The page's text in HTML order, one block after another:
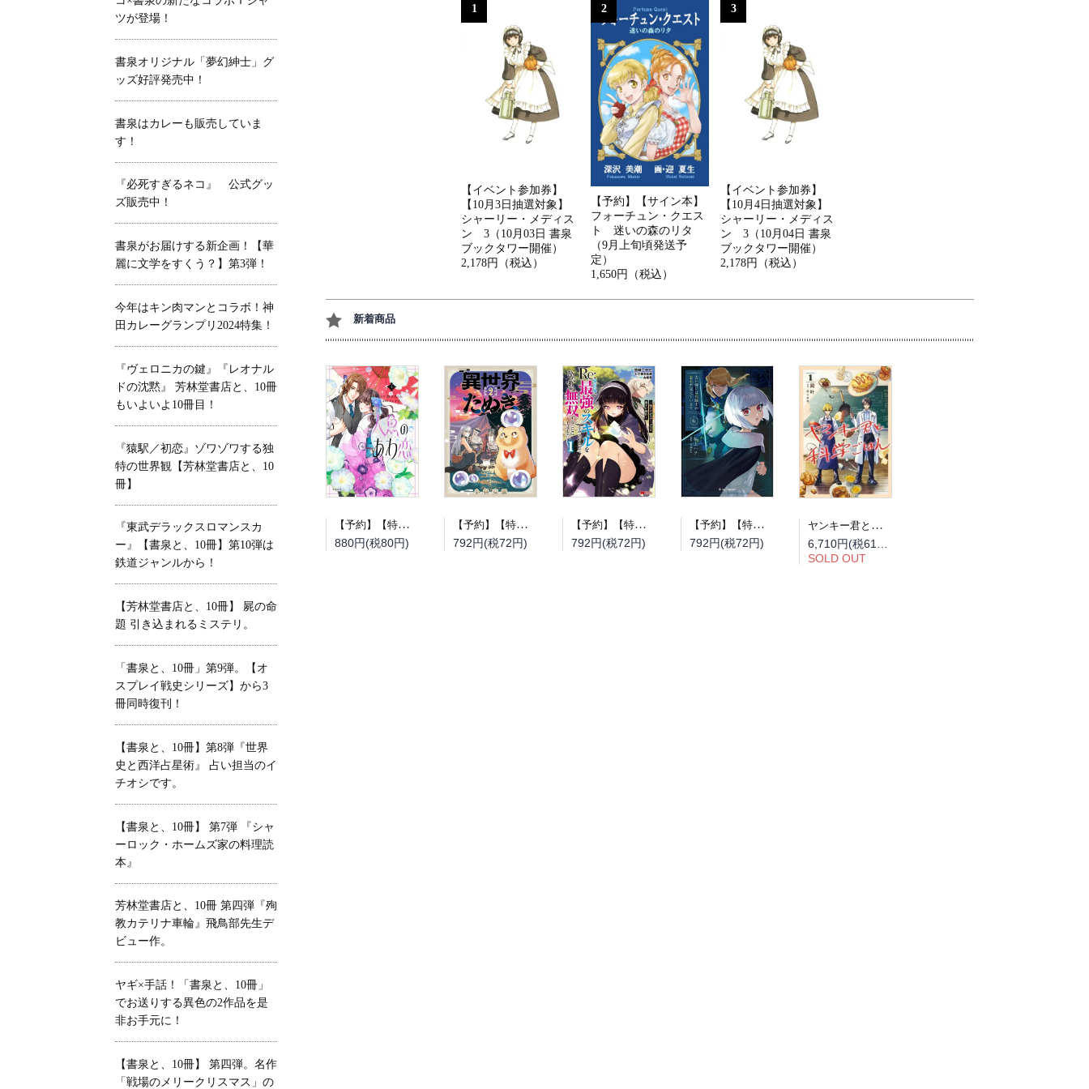
1
【イベント参加券】
【10月3日抽選対象】
シャーリー・メディス
ン 3（10月03日 書泉
ブックタワー開催）
2,178円（税込）
2
【予約】【サイン本】
フォーチュン・クエス
ト 迷いの森のリタ
（9月上旬頃発送予
定）
1,650円（税込）
3
【イベント参加券】
【10月4日抽選対象】
シャーリー・メディス
ン 3（10月04日 書泉
ブックタワー開催）
2,178円（税込）
新着商品
【予約】【特典付き】人魚のあわ恋 4（08/12頃発送予定）
880円(税80円)
【予約】【特典付き】異世界たぬき 2（08/12頃発送予定）
792円(税72円)
【予約】【特典付き】Re:異世界で最強のスキルを生み出せたので、ひたすら無双することにしました。~俺だけがステータスを勝手に操作~ 1（08/12頃発送予定）
792円(税72円)
【予約】【特典付き】占い師には花騎士の恋心が見えています 6（08/12頃発送予定）
792円(税72円)
ヤンキー君と科学ごはん 全巻セット（1巻~9巻）
SOLD OUT
ツが登場！
書泉オリジナル「夢幻紳士」グ
ッズ好評発売中！
書泉はカレーも販売していま
す！
『必死すぎるネコ』 公式グッ
ズ販売中！
書泉がお届けする新企画！【華
麗に文学をすくう？】第3弾！
今年はキン肉マンとコラボ！神
田カレーグランプリ2024特集！
『ヴェロニカの鍵』『レオナル
ドの沈黙』 芳林堂書店と、10冊
もいよいよ10冊目！
『猿駅／初恋』ゾワゾワする独
特の世界観【芳林堂書店と、10
冊】
『東武デラックスロマンスカ
ー』【書泉と、10冊】第10弾は
鉄道ジャンルから！
【芳林堂書店と、10冊】 屍の命
題 引き込まれるミステリ。
「書泉と、10冊」第9弾。【オ
スプレイ戦史シリーズ】から3
冊同時復刊！
【書泉と、10冊】第8弾『世界
史と西洋占星術』 占い担当のイ
チオシです。
【書泉と、10冊】 第7弾 『シャ
ーロック・ホームズ家の料理読
本』
芳林堂書店と、10冊 第四弾『殉
教カテリナ車輪』飛鳥部先生デ
ビュー作。
ヤギ×手話！「書泉と、10冊」
でお送りする異色の2作品を是
非お手元に！
【書泉と、10冊】 第四弾。名作
「戦場のメリークリスマス」の